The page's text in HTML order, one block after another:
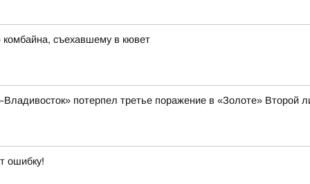
съехавшему в кювет
потерпел третье поражение в «Золоте» Второй
ошибку!